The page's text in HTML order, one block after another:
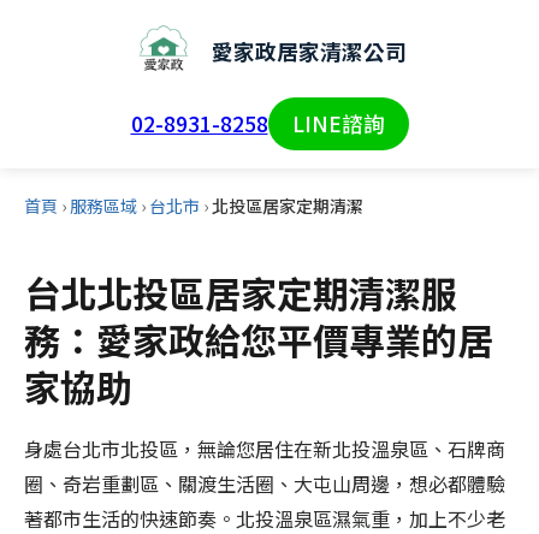
愛家政居家清潔公司
02-8931-8258 LINE諮詢
首頁 › 服務區域 › 台北市 ›北投區居家定期清潔
台北北投區居家定期清潔服
務：愛家政給您平價專業的居
家協助
身處台北市北投區，無論您居住在新北投溫泉區、石牌商
圈、奇岩重劃區、關渡生活圈、大屯山周邊，想必都體驗
著都市生活的快速節奏。北投溫泉區濕氣重，加上不少老